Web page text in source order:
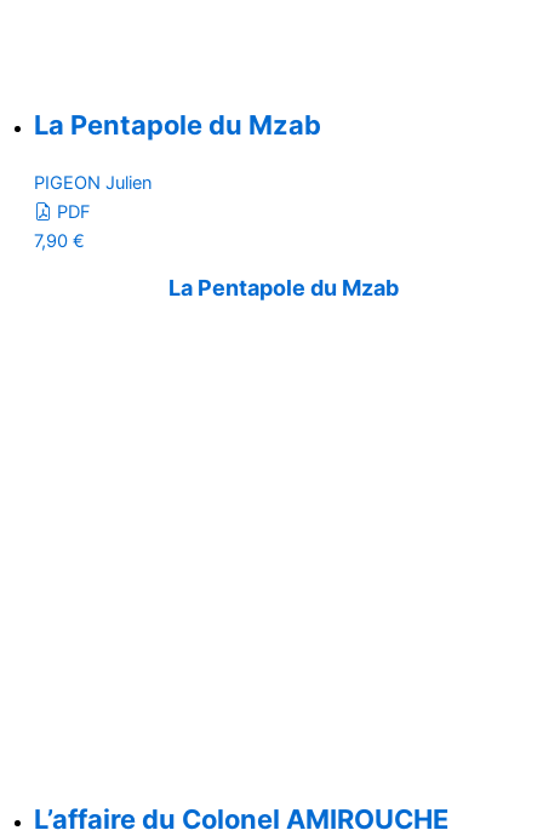
La Pentapole du Mzab
PIGEON Julien
PDF
7,90 €
La Pentapole du Mzab
L’affaire du Colonel AMIROUCHE